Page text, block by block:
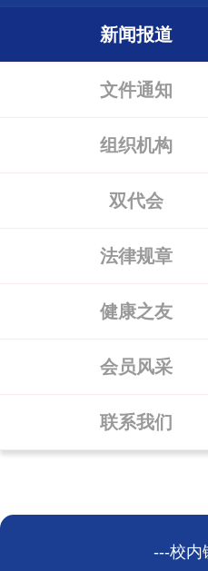
新闻报道
文件通知
组织机构
双代会
法律规章
健康之友
会员风采
联系我们
---校内